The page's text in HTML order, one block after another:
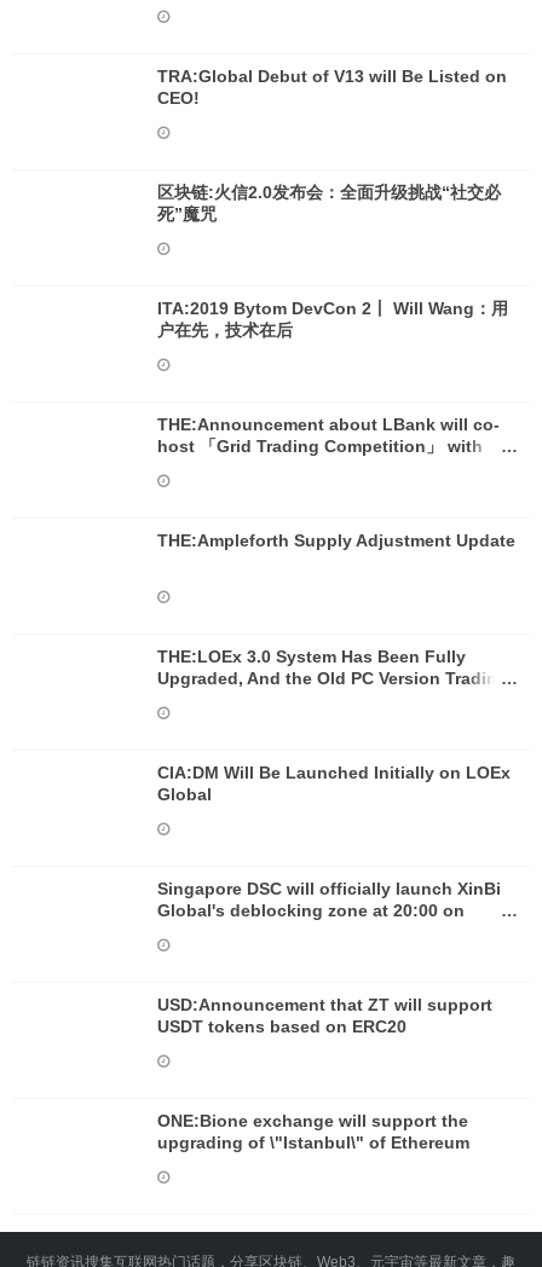
TRA:Global Debut of V13 will Be Listed on
CEO!
区块链:火信2.0发布会：全面升级挑战“社交必
死”魔咒
ITA:2019 Bytom DevCon 2丨 Will Wang：用
户在先，技术在后
THE:Announcement about LBank will co-
host 「Grid Trading Competition」 with
THE:Ampleforth Supply Adjustment Update
THE:LOEx 3.0 System Has Been Fully
Upgraded, And the Old PC Version Trading
CIA:DM Will Be Launched Initially on LOEx
Global
Singapore DSC will officially launch XinBi
Global's deblocking zone at 20:00 on
USD:Announcement that ZT will support
USDT tokens based on ERC20
ONE:Bione exchange will support the
upgrading of \"Istanbul\" of Ethereum
链链资讯搜集互联网热门话题，分享区块链、Web3、元宇宙等最新文章，趣